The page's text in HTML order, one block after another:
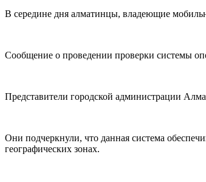
В середине дня алматинцы, владеющие
Сообщение о проведении проверки системы
Представители городской администрации
Они подчеркнули, что данная система
географических зонах.